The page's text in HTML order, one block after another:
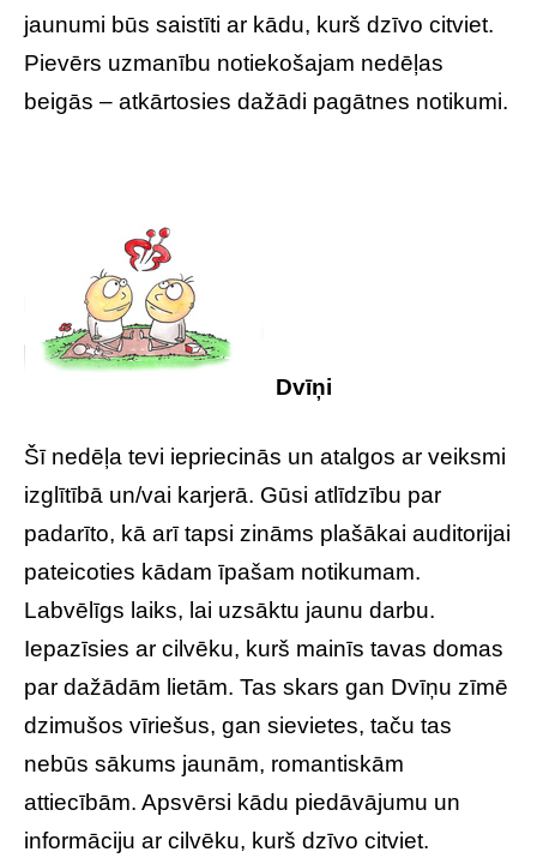
jaunumi būs saistīti ar kādu, kurš dzīvo citviet.
Pievērs uzmanību notiekošajam nedēļas
beigās – atkārtosies dažādi pagātnes notikumi.
Dvīņi
Šī nedēļa tevi iepriecinās un atalgos ar veiksmi
izglītībā un/vai karjerā. Gūsi atlīdzību par
padarīto, kā arī tapsi zināms plašākai auditorijai
pateicoties kādam īpašam notikumam.
Labvēlīgs laiks, lai uzsāktu jaunu darbu.
Iepazīsies ar cilvēku, kurš mainīs tavas domas
par dažādām lietām. Tas skars gan Dvīņu zīmē
dzimušos vīriešus, gan sievietes, taču tas
nebūs sākums jaunām, romantiskām
attiecībām. Apsvērsi kādu piedāvājumu un
informāciju ar cilvēku, kurš dzīvo citviet.